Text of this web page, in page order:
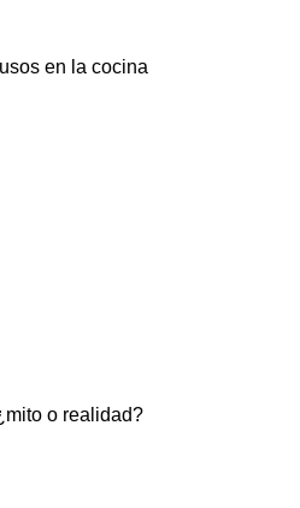
en la cocina
o realidad?